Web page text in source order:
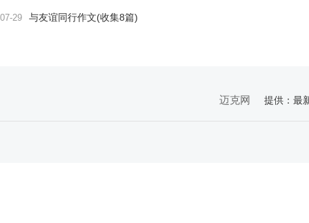
07-29 与友谊同行作文(收集8篇)
迈克网 提供：最